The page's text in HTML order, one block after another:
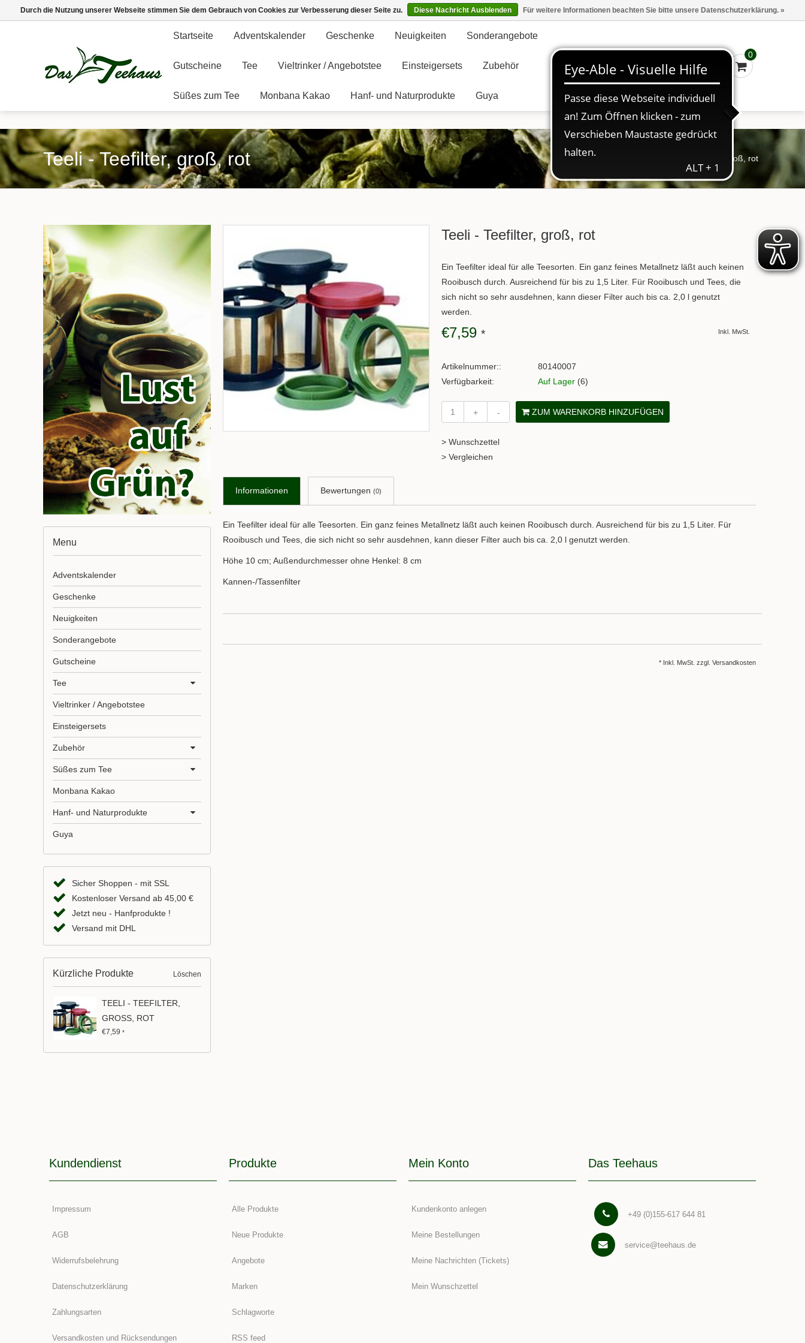
Marken Kasse - €0,00 Anmelden
Startseite Adventskalender Geschenke Neuigkeiten Sonderangebote
Gutscheine Tee Vieltrinker / Angebotstee Einsteigersets Zubehör
Süßes zum Tee Monbana Kakao Hanf- und Naturprodukte Guya
0
Teeli - Teefilter, groß, rot Startseite Teeli - Teefilter, groß, rot
Teeli - Teefilter, groß, rot
Ein Teefilter ideal für alle Teesorten. Ein ganz feines Metallnetz läßt auch keinen
Rooibusch durch. Ausreichend für bis zu 1,5 Liter. Für Rooibusch und Tees, die
sich nicht so sehr ausdehnen, kann dieser Filter auch bis ca. 2,0 l genutzt
werden.
€7,59 * Inkl. MwSt.
Artikelnummer::
80140007
Verfügbarkeit:
Auf Lager(6)
+ - ZUM WARENKORB HINZUFÜGEN
> Wunschzettel
> Vergleichen
Informationen Bewertungen (0)
Ein Teefilter ideal für alle Teesorten. Ein ganz feines Metallnetz läßt auch keinen Rooibusch durch. Ausreichend für bis zu 1,5 Liter. Für
Rooibusch und Tees, die sich nicht so sehr ausdehnen, kann dieser Filter auch bis ca. 2,0 l genutzt werden.
Höhe 10 cm; Außendurchmesser ohne Henkel: 8 cm
Kannen-/Tassenfilter
* Inkl. MwSt. zzgl. Versandkosten
Menu
Adventskalender
Geschenke
Neuigkeiten
Sonderangebote
Gutscheine
Tee
Vieltrinker / Angebotstee
Einsteigersets
Zubehör
Süßes zum Tee
Monbana Kakao
Hanf- und Naturprodukte
Guya
Sicher Shoppen - mit SSL
Kostenloser Versand ab 45,00 €
Jetzt neu - Hanfprodukte !
Versand mit DHL
Kürzliche Produkte Löschen
TEELI - TEEFILTER,
GROSS, ROT
€7,59*
Kundendienst
Impressum
AGB
Widerrufsbelehrung
Datenschutzerklärung
Zahlungsarten
Versandkosten und Rücksendungen
Produkte
Alle Produkte
Neue Produkte
Angebote
Marken
Schlagworte
RSS feed
Mein Konto
Kundenkonto anlegen
Meine Bestellungen
Meine Nachrichten (Tickets)
Mein Wunschzettel
Das Teehaus
+49 (0)155-617 644 81
service@teehaus.de
Durch die Nutzung unserer Webseite stimmen Sie dem Gebrauch von Cookies zur Verbesserung dieser Seite zu. Diese Nachricht Ausblenden Für weitere Informationen beachten Sie bitte unsere Datenschutzerklärung. »